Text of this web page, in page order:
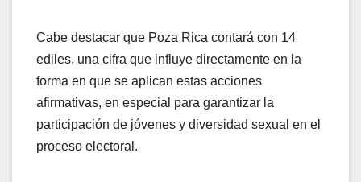
Cabe destacar que Poza Rica contará con 14
ediles, una cifra que influye directamente en la
forma en que se aplican estas acciones
afirmativas, en especial para garantizar la
participación de jóvenes y diversidad sexual en el
proceso electoral.